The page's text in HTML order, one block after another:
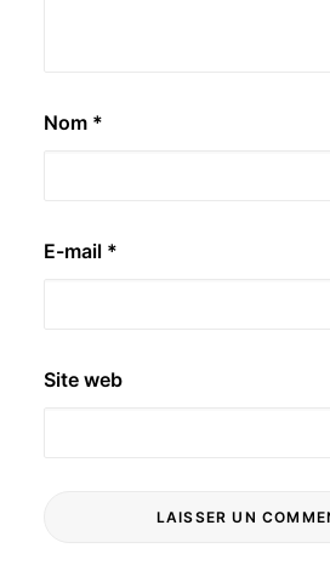
Nom *
E-mail *
Site web